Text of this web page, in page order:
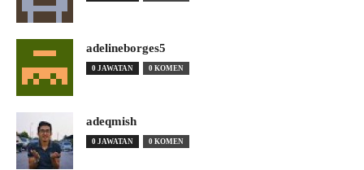
adelineborges5
0 JAWATAN 0 KOMEN
adeqmish
0 JAWATAN 0 KOMEN